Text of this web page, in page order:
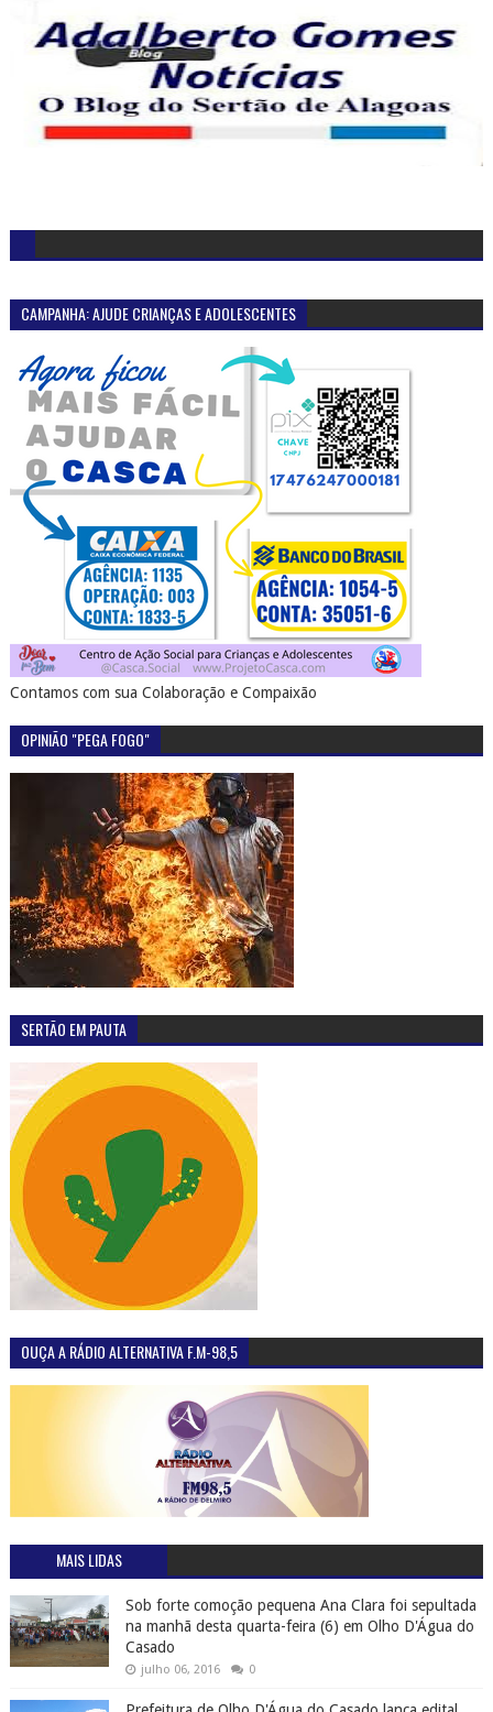
CAMPANHA: AJUDE CRIANÇAS E ADOLESCENTES
Contamos com sua Colaboração e Compaixão
OPINIÃO "PEGA FOGO"
SERTÃO EM PAUTA
OUÇA A RÁDIO ALTERNATIVA F.M-98,5
MAIS LIDAS
Sob forte comoção pequena Ana Clara foi sepultada
na manhã desta quarta-feira (6) em Olho D'Água do
Casado
julho 06, 2016 0